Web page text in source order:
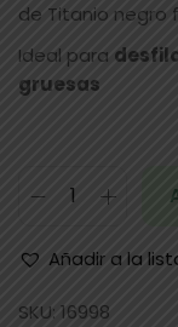
de Titanio negro
Ideal para
gruesas
Añadir a la
SKU: 16998